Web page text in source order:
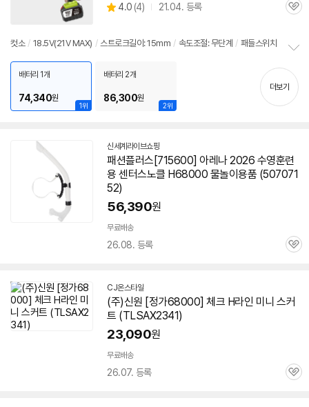
별
4.0 (상
리
4) 21.04. 등록
관
컷소 / 18.5V(21V MAX) / 스트로크길이: 15mm / 속도조절: 무단계 / 패들스위치
펼
치
1위
배터리 1개
74,340원
2위
배터리 2개
86,300원
더보기
신세계라이브쇼핑
패션플러스[715600] 아레나 2026 수영훈련
용 센터스노클 H68000 물놀이용품 (507071
52)
56,390원
무료배송
26.08. 등록
관
CJ온스타일
(주)신원 [정가68000] 체크 H라인 미니 스커
트 (TLSAX2341)
23,090원
무료배송
26.07. 등록
관